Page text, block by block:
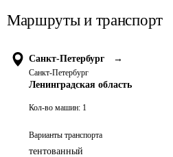
Маршруты и транспорт
Санкт-Петербург →
Санкт-Петербург
Ленинградская область
Кол-во машин: 1
Варианты транспорта
тентованный